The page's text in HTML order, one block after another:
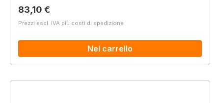
Prezzo normale:
83,10 €
Prezzi escl. IVA più costi di spedizione
Nel carrello